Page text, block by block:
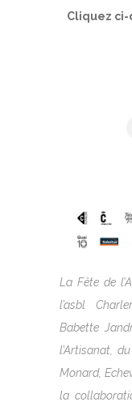
Cliquez
La Fête de
l’asbl
Babette
l’Artisanat,
Monard,
la